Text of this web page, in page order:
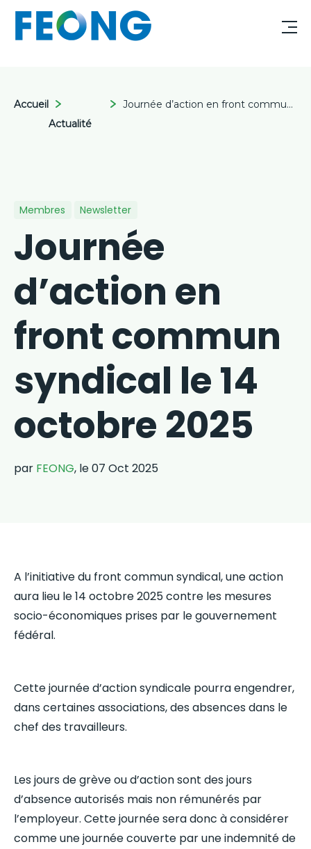
Accueil
Actualité
Journée d’action en front commun syndical le 14 octobre 2025
Membres Newsletter
Journée
d’action en
front commun
syndical le 14
octobre 2025
par FEONG, le 07 Oct 2025
A l’initiative du front commun syndical, une action
aura lieu le 14 octobre 2025 contre les mesures
socio-économiques prises par le gouvernement
fédéral.
Cette journée d’action syndicale pourra engendrer,
dans certaines associations, des absences dans le
chef des travailleurs.
Les jours de grève ou d’action sont des jours
d’absence autorisés mais non rémunérés par
l’employeur. Cette journée sera donc à considérer
comme une journée couverte par une indemnité de